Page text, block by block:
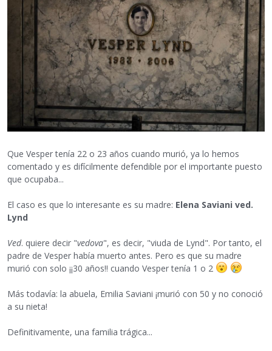
Que Vesper tenía 22 o 23 años cuando murió, ya lo hemos
comentado y es difícilmente defendible por el importante puesto
que ocupaba...
El caso es que lo interesante es su madre: Elena Saviani ved.
Lynd
Ved. quiere decir "vedova", es decir, "viuda de Lynd". Por tanto, el
padre de Vesper había muerto antes. Pero es que su madre
murió con solo ¡¡30 años!! cuando Vesper tenía 1 o 2
Más todavía: la abuela, Emilia Saviani ¡murió con 50 y no conoció
a su nieta!
Definitivamente, una familia trágica...